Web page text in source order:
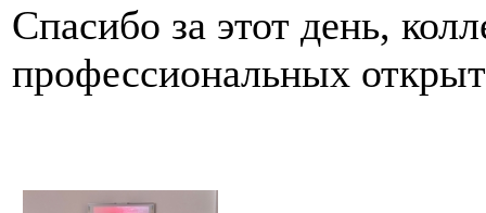
Спасибо за этот день,
профессиональных